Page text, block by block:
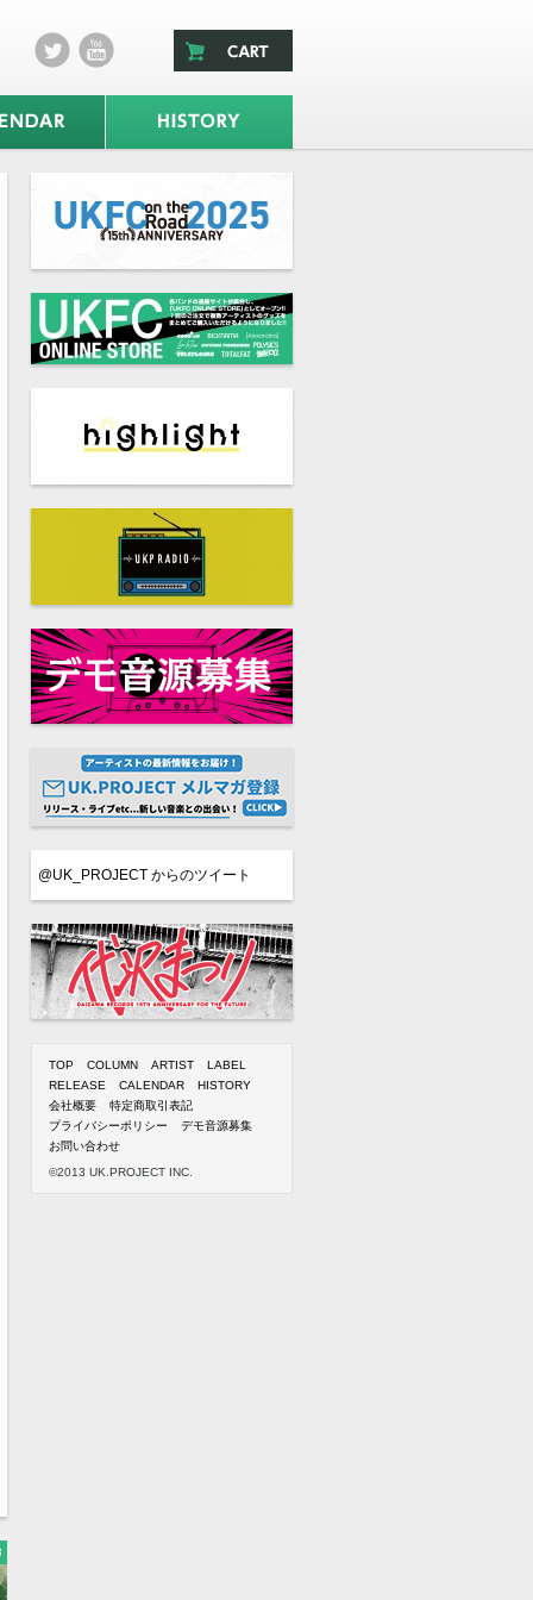
@UK_PROJECT からのツイート
TOP COLUMN ARTIST
LABEL
RELEASE
CALENDAR
HISTORY
会社概要
特定商取引表記
プライバシーポリシー
デモ音源募集
お問い合わせ
©2013 UK.PROJECT INC.